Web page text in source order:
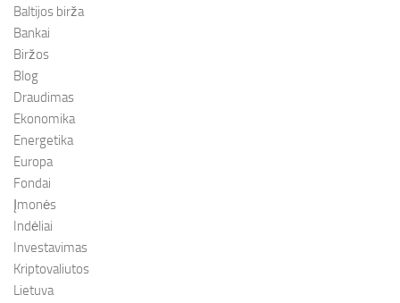
Baltijos birža
Bankai
Biržos
Blog
Draudimas
Ekonomika
Energetika
Europa
Fondai
Įmonės
Indėliai
Investavimas
Kriptovaliutos
Lietuva